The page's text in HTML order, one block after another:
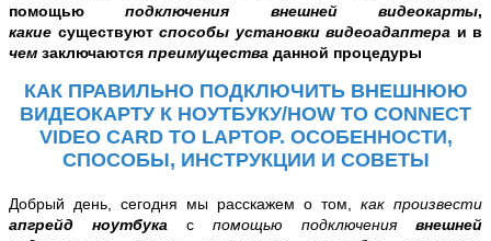
помощьюподключения внешней видеокарты,
какие существуют способы установки видеоадаптера и в
чем заключаются преимущества данной процедуры
КАК ПРАВИЛЬНО ПОДКЛЮЧИТЬ ВНЕШНЮЮ
ВИДЕОКАРТУ К НОУТБУКУ/HOW TO CONNECT
VIDEO CARD TO LAPTOP. ОСОБЕННОСТИ,
СПОСОБЫ, ИНСТРУКЦИИ И СОВЕТЫ
Добрый день, сегодня мы расскажем о том, как произвести
апгрейд ноутбука с помощью подключения внешней